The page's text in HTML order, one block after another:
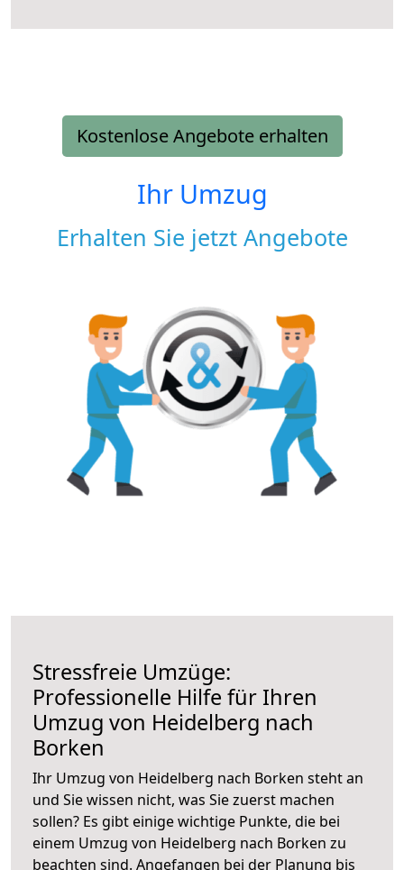
Kostenlose Angebote erhalten
Ihr Umzug
Erhalten Sie jetzt Angebote
Stressfreie Umzüge:
Professionelle Hilfe für Ihren
Umzug von Heidelberg nach
Borken
Ihr Umzug von Heidelberg nach Borken steht an
und Sie wissen nicht, was Sie zuerst machen
sollen? Es gibt einige wichtige Punkte, die bei
einem Umzug von Heidelberg nach Borken zu
beachten sind. Angefangen bei der Planung bis